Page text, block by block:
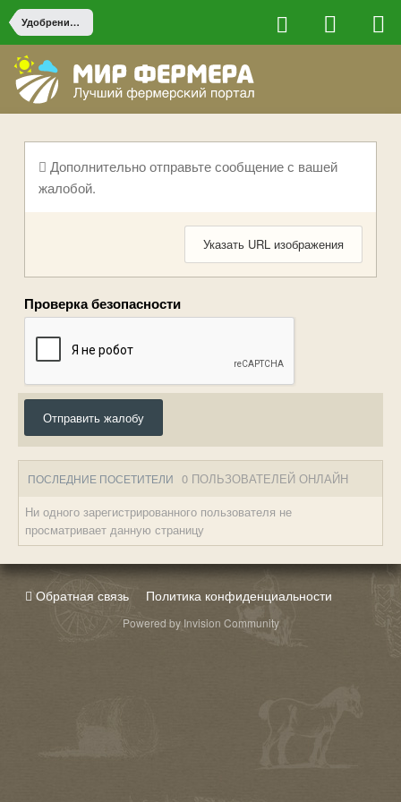
Удобрения и агрохимия
Дополнительно отправьте сообщение с вашей
жалобой.
Указать URL изображения
Проверка безопасности
Отправить жалобу
ПОСЛЕДНИЕ ПОСЕТИТЕЛИ 0 ПОЛЬЗОВАТЕЛЕЙ ОНЛАЙН
Ни одного зарегистрированного пользователя не
просматривает данную страницу
Обратная связь Политика конфиденциальности
Powered by Invision Community